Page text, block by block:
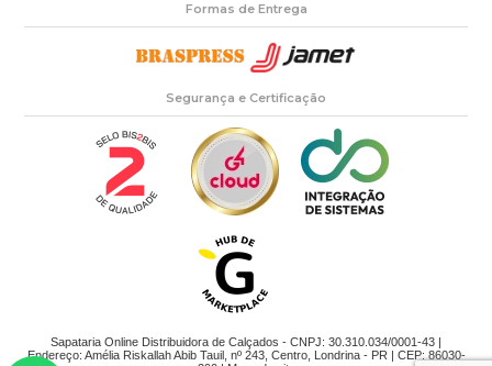
Formas de Entrega
Segurança e Certificação
Sapataria Online Distribuidora de Calçados - CNPJ: 30.310.034/0001-43 |
Endereço: Amélia Riskallah Abib Tauil, nº 243, Centro, Londrina - PR | CEP: 86030-